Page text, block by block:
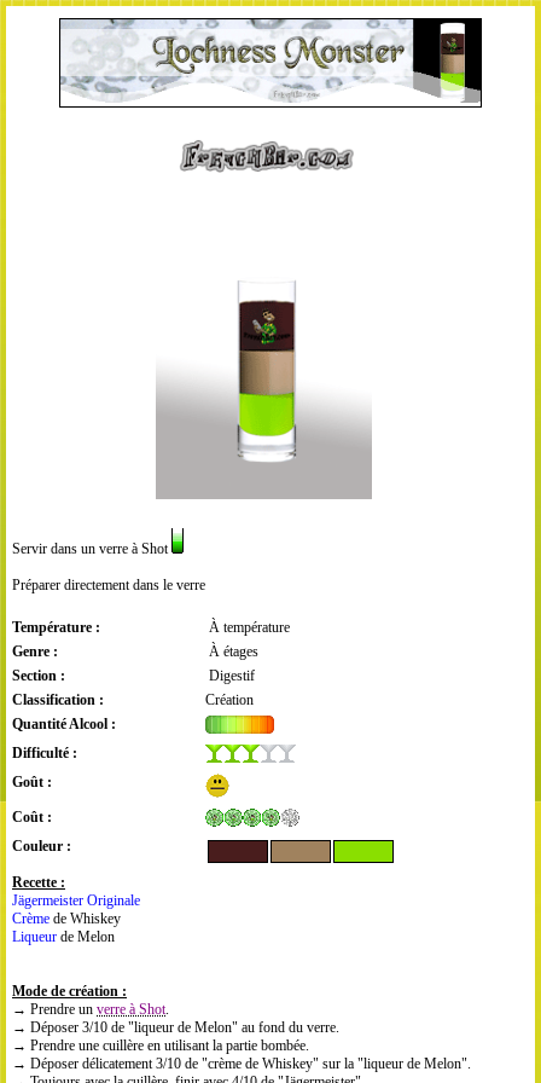
Servir dans un verre à Shot
Préparer directement dans le verre
Température :
À température
Genre :
À étages
Section :
Digestif
Classification :
Création
Quantité Alcool :
Difficulté :
Goût :
Coût :
Couleur :
Recette :
Jägermeister Originale
Crème de Whiskey
Liqueur de Melon
Mode de création :
→ Prendre un verre à Shot.
→ Déposer 3/10 de "liqueur de Melon" au fond du verre.
→ Prendre une cuillère en utilisant la partie bombée.
→ Déposer délicatement 3/10 de "crème de Whiskey" sur la "liqueur de Melon".